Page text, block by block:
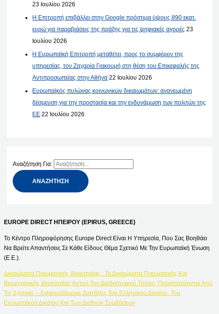
23 Ιουλίου 2026
Η Επιτροπή επιβάλλει στην Google πρόστιμα ύψους 890 εκατ.
ευρώ για παραβιάσεις της πράξης για τις ψηφιακές αγορές 23
Ιουλίου 2026
Η Ευρωπαϊκή Επιτροπή μεταθέτει, προς το συμφέρον της
υπηρεσίας, τον Ζαχαρία Γιακουμή στη θέση του Επικεφαλής της
Αντιπροσωπείας στην Αθήνα 22 Ιουλίου 2026
Ευρωπαϊκός πυλώνας κοινωνικών δικαιωμάτων: ανανεωμένη
δέσμευση για την προστασία και την ενδυνάμωση των πολιτών της
ΕΕ 22 Ιουλίου 2026
Αναζήτηση Για:
EUROPE DIRECT ΗΠΕΙΡΟΥ (EPIRUS, GREECE)
Το Κέντρο Πληροφόρησης Europe Direct Είναι Η Υπηρεσία, Που Σας Βοηθάει
Να Βρείτε Απαντήσεις Σε Κάθε Είδους Θέμα Σχετικό Με Την Ευρωπαϊκή Ένωση
(Ε.Ε.).
Δικαιώματα Πνευματικής Ιδιοκτησίας : Τα Δικαιώματα Πνευματικής Και
Βιομηχανικής Ιδιοκτησίας Αυτού Του Διαδικτυακού Τόπου, Προστατεύονται Από
Τις Σχετικές – Εφαρμοζόμενες Διατάξεις Του Ελληνικού Δικαίου, Του
Ευρωπαϊκού Δικαίου Και Των Διεθνών Συμβάσεων